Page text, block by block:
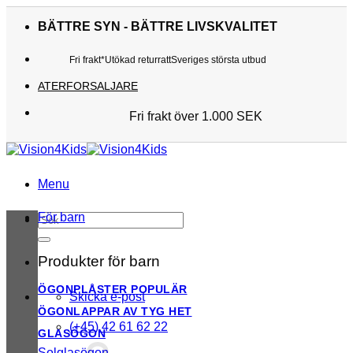
BÄTTRE SYN - BÄTTRE LIVSKVALITET
Fri frakt*Utökad returrattSveriges största utbud
ATERFORSALJARE
Fri frakt över 1.000 SEK
Kunderna älskar oss
Utökad returratt
Sveriges största utbud
Menu
Sök
efter:
Skicka e-post
(+45) 42 61 62 22
För barn
Produkter för barn
ÖGONPLÅSTER
ÖGONLAPPAR AV TYG
GLASÖGON